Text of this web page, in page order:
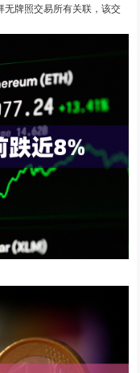
牌照交易所有关联，该交